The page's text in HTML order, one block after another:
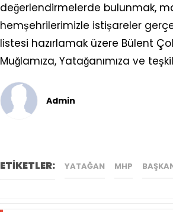
değerlendirmelerde bulunmak,
hemşehrilerimizle istişareler
listesi hazırlamak üzere Bülent
Muğlamıza, Yatağanımıza ve
Admin
ETİKETLER: YATAĞAN MHP